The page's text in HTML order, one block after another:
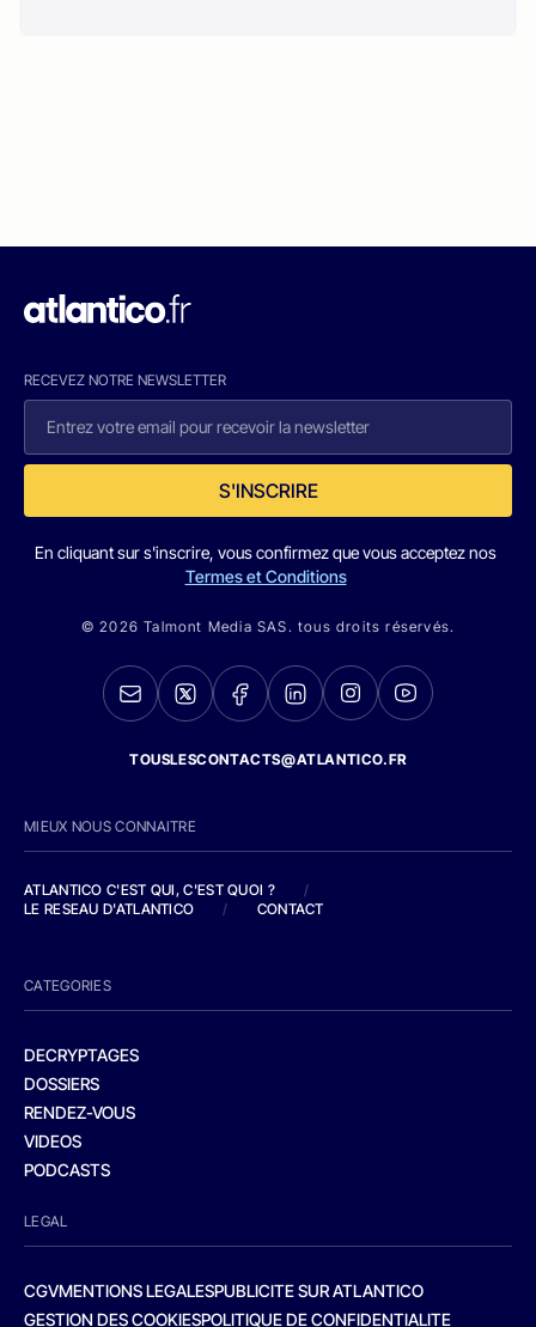
RECEVEZ NOTRE NEWSLETTER
S'INSCRIRE
En cliquant sur s'inscrire, vous confirmez que vous acceptez nos
Termes et Conditions
© 2026 Talmont Media SAS. tous droits réservés.
TOUSLESCONTACTS@ATLANTICO.FR
MIEUX NOUS CONNAITRE
ATLANTICO C'EST QUI, C'EST QUOI ?
/
LE RESEAU D'ATLANTICO
/ CONTACT
CATEGORIES
DECRYPTAGES
DOSSIERS
RENDEZ-VOUS
VIDEOS
PODCASTS
LEGAL
CGVMENTIONS LEGALESPUBLICITE SUR ATLANTICO
GESTION DES COOKIESPOLITIQUE DE CONFIDENTIALITE